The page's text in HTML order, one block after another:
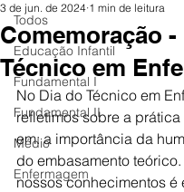
Todos
Educação Infantil
Fundamental I
Fundamental II
Médio
Enfermagem
Comemoração -
Técnico em
3 de jun. de 2024 1 min de leitura
No Dia do Técnico em
refletimos sobre a
em: a importância da
do embasamento
nossos conhecimentos é